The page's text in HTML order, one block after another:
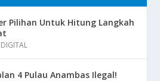
Pilihan Untuk Hitung Langkah
DIGITAL
4 Pulau Anambas Ilegal!